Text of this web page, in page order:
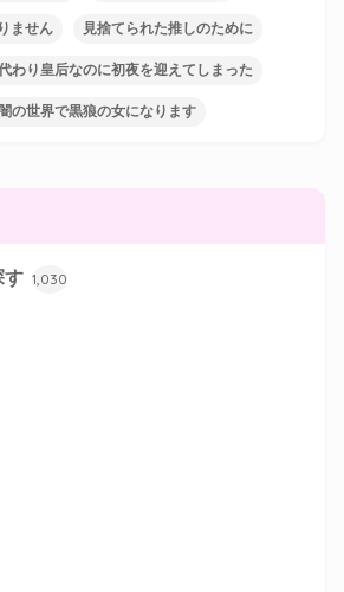
ません 見捨てられた推しのために
わり皇后なのに初夜を迎えてしまった
闇の世界で黒狼の女になります
す 1,030